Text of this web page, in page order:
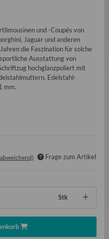
und -Coupés von
Jaguar und anderen
die Faszination für solche
Ausstattung von
hochglanzpoliert mit
Edelstahl-
mm.
Frage zum Artikel
Stk